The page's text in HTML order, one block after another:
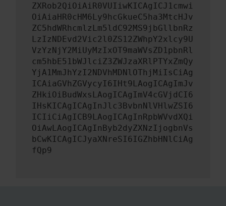
ZXRob2QiOiAiR0VUIiwKICAgICJ1cmwi
OiAiaHR0cHM6Ly9hcGkueC5ha3MtcHJv
ZC5hdWRhcmlzLm5ldC92MS9jbGllbnRz
LzIzNDEvd2Vic2l0ZS12ZWhpY2xlcy9U
VzYzNjY2MiUyMzIxOT9maWVsZD1pbnRl
cm5hbE51bWJlciZ3ZWJzaXRlPTYxZmQy
YjA1MmJhYzI2NDVhMDNlOThjMiIsCiAg
ICAiaGVhZGVycyI6IHt9LAogICAgImJv
ZHkiOiBudWxsLAogICAgImV4cGVjdCI6
IHsKICAgICAgInJlc3BvbnNlVHlwZSI6
ICIiCiAgICB9LAogICAgInRpbWVvdXQi
OiAwLAogICAgInByb2dyZXNzIjogbnVs
bCwKICAgICJyaXNreSI6IGZhbHNlCiAg
fQp9